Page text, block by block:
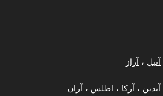
آنیل ، آراز
آیدین ، آرکا ، اطلس ، آران